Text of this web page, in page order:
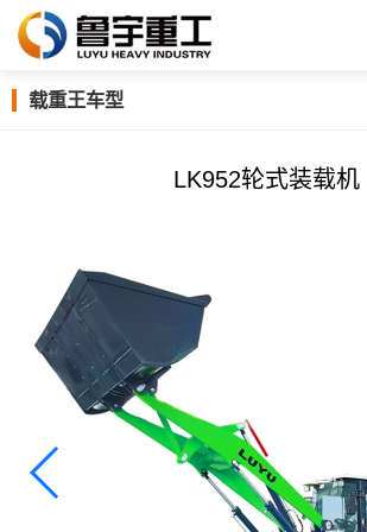
载重王车型
LK952轮式装载机